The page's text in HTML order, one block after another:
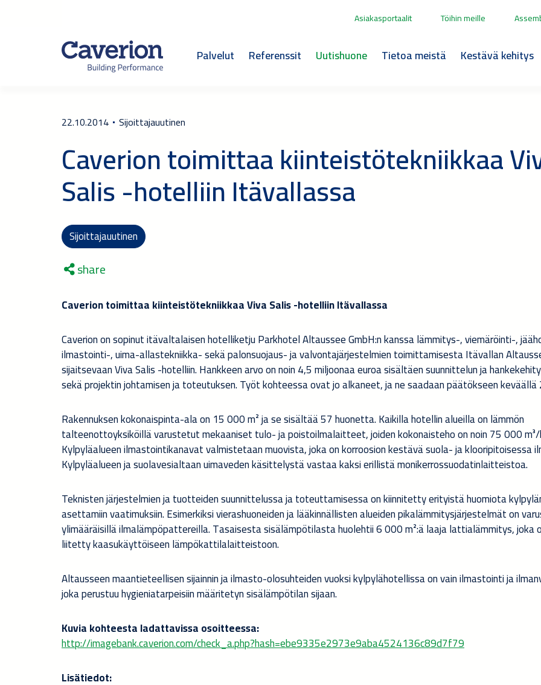
Asiakasportaalit Töihin meille
Palvelut Referenssit Uutishuone Tietoa meistä Kestävä kehitys
22.10.2014 Sijoittajauutinen
Caverion toimittaa kiinteistötekniikkaa
Salis -hotelliin Itävallassa
Sijoittajauutinen
share
Caverion toimittaa kiinteistötekniikkaa Viva Salis -hotelliin Itävallassa
Caverion on sopinut itävaltalaisen hotelliketju Parkhotel Altaussee GmbH:n kanssa lämmitys-, viemäröinti-,
ilmastointi-, uima-allastekniikka- sekä palonsuojaus- ja valvontajärjestelmien toimittamisesta Itävallan
sijaitsevaan Viva Salis -hotelliin. Hankkeen arvo on noin 4,5 miljoonaa euroa sisältäen suunnittelun ja
sekä projektin johtamisen ja toteutuksen. Työt kohteessa ovat jo alkaneet, ja ne saadaan päätökseen
Rakennuksen kokonaispinta-ala on 15 000 m² ja se sisältää 57 huonetta. Kaikilla hotellin alueilla on lämmön
talteenottoyksiköillä varustetut mekaaniset tulo- ja poistoilmalaitteet, joiden kokonaisteho on noin 75 000
Kylpyläalueen ilmastointikanavat valmistetaan muovista, joka on korroosion kestävä suola- ja klooripitoisessa
Kylpyläalueen ja suolavesialtaan uimaveden käsittelystä vastaa kaksi erillistä monikerrossuodatinlaitteistoa.
Teknisten järjestelmien ja tuotteiden suunnittelussa ja toteuttamisessa on kiinnitetty erityistä huomiota
asettamiin vaatimuksiin. Esimerkiksi vierashuoneiden ja lääkinnällisten alueiden pikalämmitysjärjestelmät on
ylimääräisillä ilmalämpöpattereilla. Tasaisesta sisälämpötilasta huolehtii 6 000 m²:ä laaja lattialämmitys, joka
liitetty kaasukäyttöiseen lämpökattilalaitteistoon.
Altausseen maantieteellisen sijainnin ja ilmasto-olosuhteiden vuoksi kylpylähotellissa on vain ilmastointi ja
joka perustuu hygieniatarpeisiin määritetyn sisälämpötilan sijaan.
Kuvia kohteesta ladattavissa osoitteessa:
http://imagebank.caverion.com/check_a.php?hash=ebe9335e2973e9aba4524136c89d7f79
Lisätiedot: